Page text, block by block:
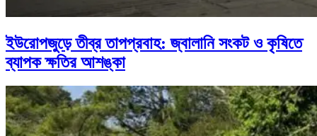
ইউরোপজুড়ে তীব্র তাপপ্রবাহ: জ্বালানি সংকট ও কৃষিতে
ব্যাপক ক্ষতির আশঙ্কা